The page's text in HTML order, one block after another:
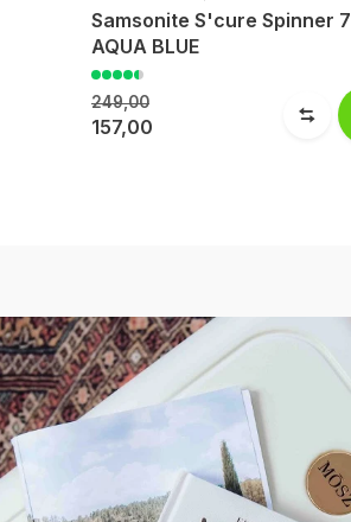
Samsonite S'cure Spinner
AQUA BLUE
249,00
157,00